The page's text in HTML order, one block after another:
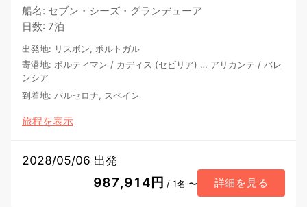
船名: セブン・シーズ・グランデューア
日数: 7泊
出発地: リスボン, ポルトガル
寄港地: ポルティマン / カディス (セビリア) … アリカンテ / バレ
ンシア
到着地: バルセロナ, スペイン
旅程を表示
2028/05/06 出発
987,914円 / 1名 〜 詳細を見る